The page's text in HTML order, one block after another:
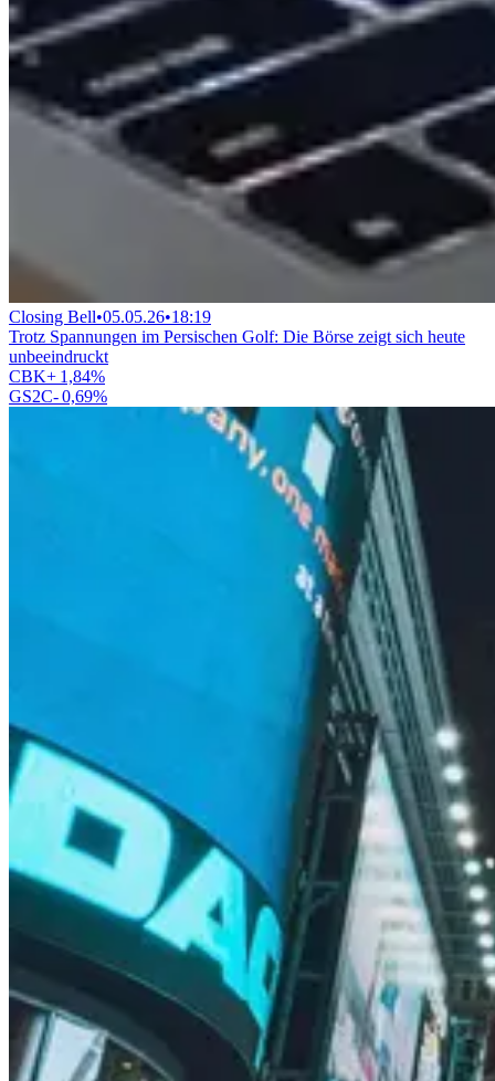
Closing Bell•05.05.26•18:19
Trotz Spannungen im Persischen Golf: Die Börse zeigt sich heute
unbeeindruckt
CBK+ 1,84%
GS2C-0,69%